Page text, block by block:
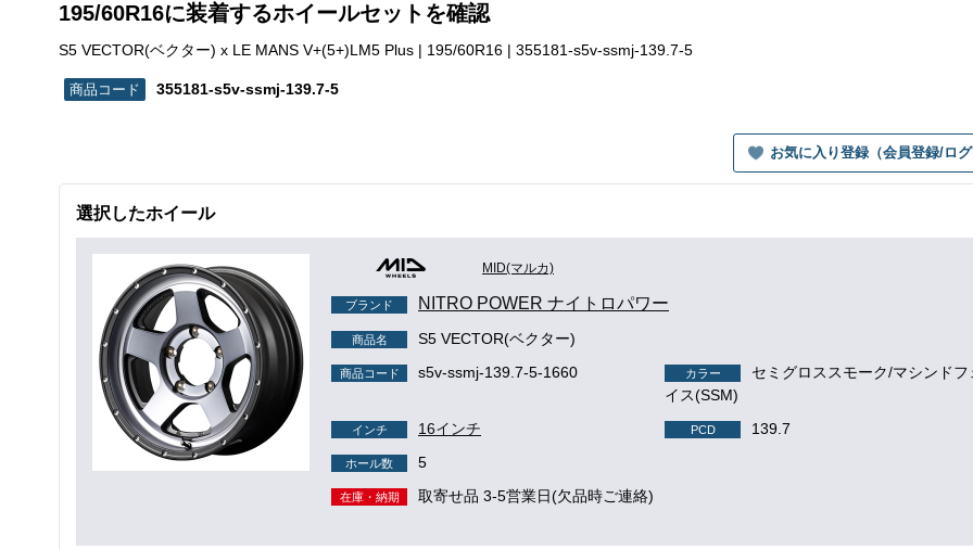
195/60R16に装着するホイールセットを確認
S5 VECTOR(ベクター) x LE MANS V+(5+)LM5 Plus | 195/60R16 | 355181-s5v-ssmj-139.7-5
355181-s5v-ssmj-139.7-5
お気に入り登録（会員登録/ロ
選択したホイール
MID(マルカ)
ブランド NITRO POWER ナイトロパワー
商品名 S5 VECTOR(ベクター)
商品コード s5v-ssmj-139.7-5-1660 カラー
セミグロススモーク/マシンドフ
イス(SSM)
インチ 16インチ PCD 139.7
ホール数 5
在庫・納期 取寄せ品 3-5営業日(欠品時ご連絡)